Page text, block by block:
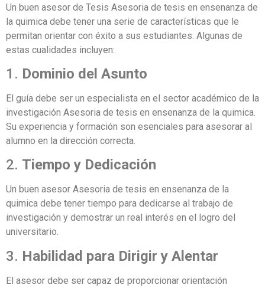
Un buen asesor de Tesis Asesoria de tesis en ensenanza de
la quimica debe tener una serie de características que le
permitan orientar con éxito a sus estudiantes. Algunas de
estas cualidades incluyen:
1. Dominio del Asunto
El guía debe ser un especialista en el sector académico de la
investigación Asesoria de tesis en ensenanza de la quimica.
Su experiencia y formación son esenciales para asesorar al
alumno en la dirección correcta.
2. Tiempo y Dedicación
Un buen asesor Asesoria de tesis en ensenanza de la
quimica debe tener tiempo para dedicarse al trabajo de
investigación y demostrar un real interés en el logro del
universitario.
3. Habilidad para Dirigir y Alentar
El asesor debe ser capaz de proporcionar orientación